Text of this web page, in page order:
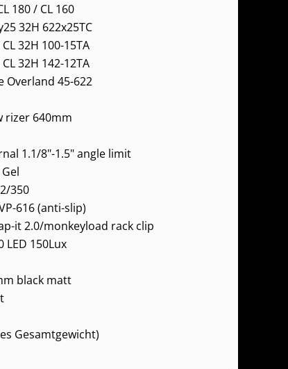
180 / CL 160
32H 622x25TC
32H 100-15TA
32H 142-12TA
Overland 45-622
rizer 640mm
1.1/8"-1.5" angle limit
350
616 (anti-slip)
it 2.0/monkeyload rack clip
LED 150Lux
black matt
Gesamtgewicht)